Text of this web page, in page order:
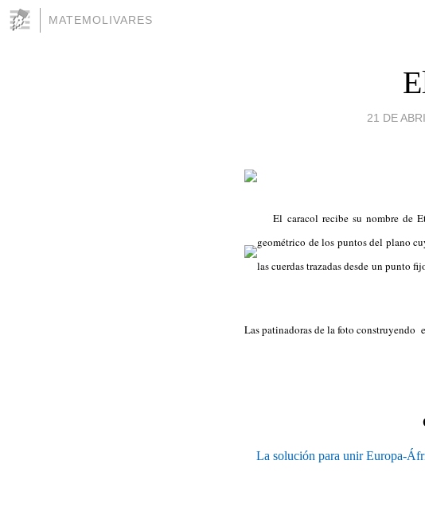
MATEMOLIVARES
21 DE
El caracol recibe su nombre de
geométrico de los puntos del plano
las cuerdas trazadas desde un punto
Las patinadoras de la foto construyendo
La solución para unir Europa-